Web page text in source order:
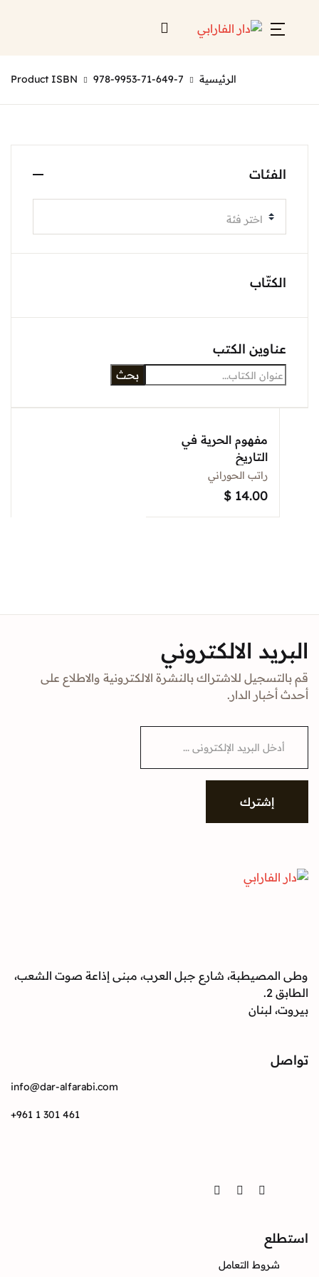
الرئيسية Product ISBN 978-9953-71-649-7
مفهوم الحرية في
التاريخ
راتب الحوراني
$ 14.00
الفئات
اختر فئة
الكتّاب
عناوين الكتب
بحث
البريد الالكتروني
قم بالتسجيل للاشتراك بالنشرة الالكترونية والاطلاع على
أحدث أخبار الدار.
i
إشترك
وطى المصيطبة، شارع جبل العرب، مبنى إذاعة صوت الشعب،
الطابق 2.
بيروت، لبنان
تواصل
info@dar-alfarabi.com
+961 1 301 461
Facebook
Instagram
Twitter
استطلع
شروط التعامل